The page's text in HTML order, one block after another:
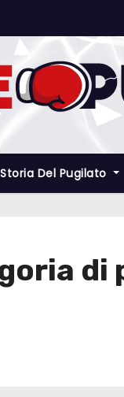
Storia Del Pugilato
di